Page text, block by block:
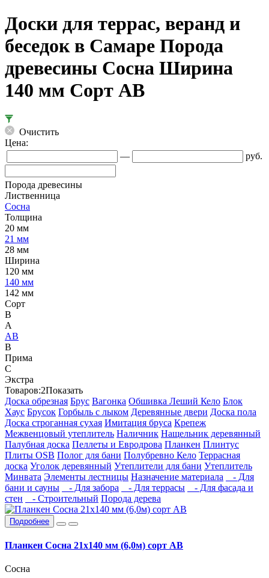
Доски для террас, веранд и
беседок в Самаре Порода
древесины Сосна Ширина
140 мм Сорт АВ
Очистить
Цена:
—
руб.
Порода древесины
Лиственница
Сосна
Толщина
20 мм
21 мм
28 мм
Ширина
120 мм
140 мм
142 мм
Сорт
B
А
АВ
В
Прима
С
Экстра
Товаров:2Показать
Доска обрезная Брус Вагонка Обшивка Леший Кело Блок
Хаус Брусок Горбыль с лыком Деревянные двери Доска пола
Доска строганная сухая Имитация бруса Крепеж
Межвенцовый утеплитель Наличник Нащельник деревянный
Палубная доска Пеллеты и Евродрова Планкен Плинтус
Плиты OSB Полог для бани Полубревно Кело Террасная
доска Уголок деревянный Утеплители для бани Утеплитель
Минвата Элементы лестницы Назначение материала
- Для
бани и сауны
- Для забора - Для террасы
- Для фасада и
стен
- Строительный Порода дерева
Подробнее
Планкен Сосна 21х140 мм (6,0м) сорт АВ
Сосна